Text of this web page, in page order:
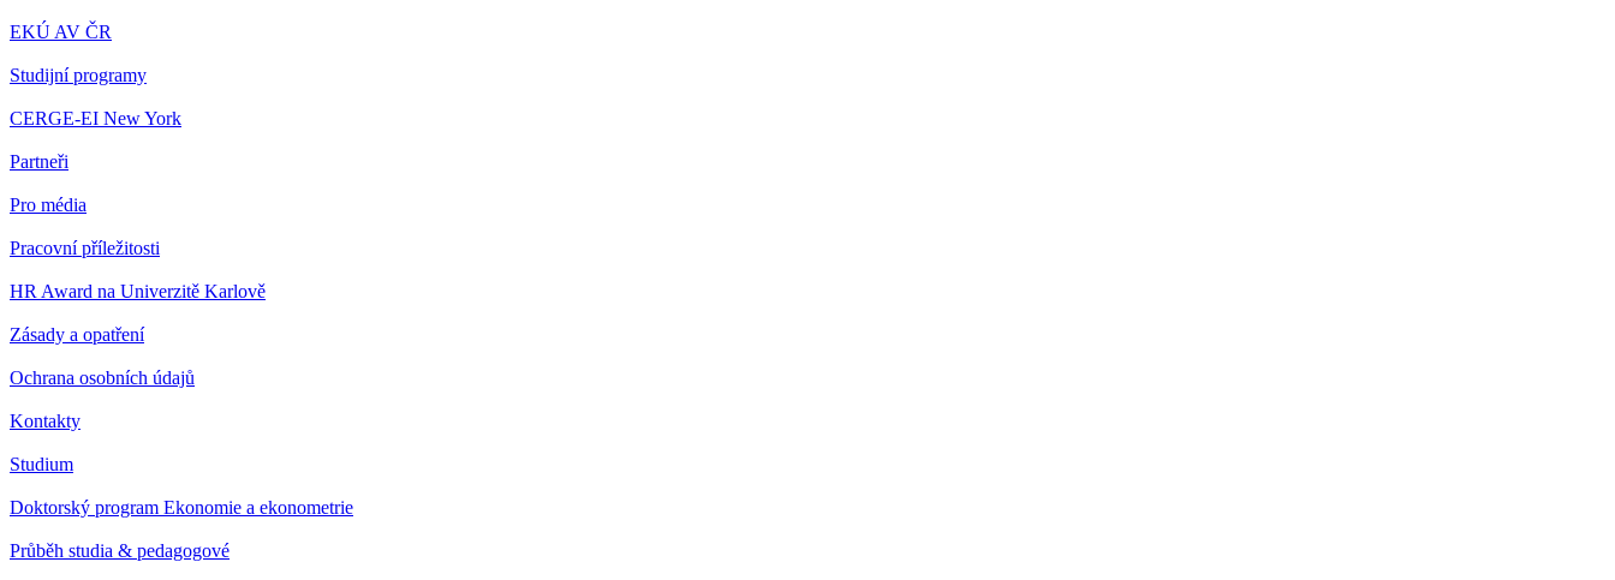
EKÚ AV ČR
Studijní programy
CERGE-EI New York
Partneři
Pro média
Pracovní příležitosti
HR Award na Univerzitě Karlově
Zásady a opatření
Ochrana osobních údajů
Kontakty
Studium
Doktorský program Ekonomie a ekonometrie
Průběh studia & pedagogové